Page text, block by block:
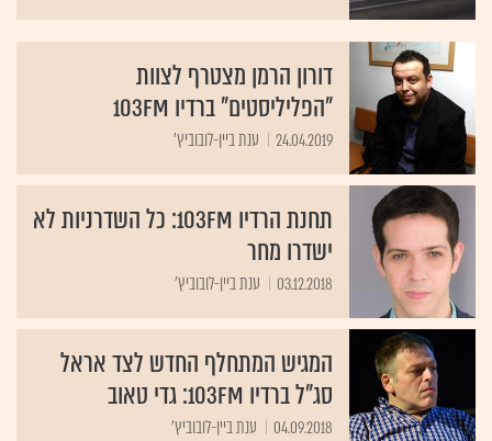
דורון הרמן מצטרף לצוות
"הפליליסטים" ברדיו 103FM
24.04.2019 ענת ביין-לובוביץ'
תחנת הרדיו 103FM: כל השדרניות לא
ישדרו מחר
03.12.2018 ענת ביין-לובוביץ'
המגיש המתחלף החדש לצד אראל
סג"ל ברדיו 103FM: גדי טאוב
04.09.2018 ענת ביין-לובוביץ'